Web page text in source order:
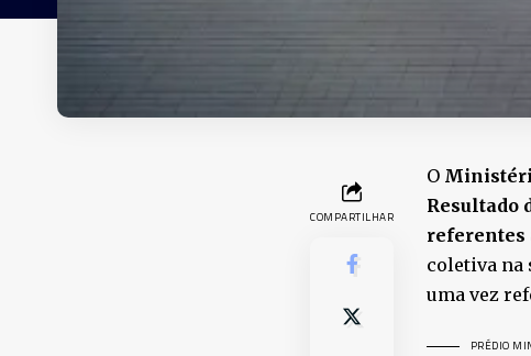
COMPARTILHAR
O
Resultado
referentes
coletiva na
uma vez
PRÉDIO